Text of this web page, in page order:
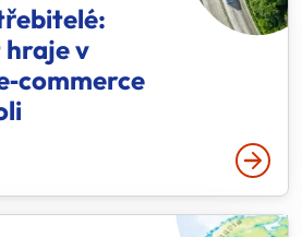
v